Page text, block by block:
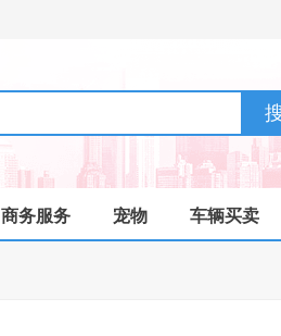
商务服务 宠物 车辆买卖